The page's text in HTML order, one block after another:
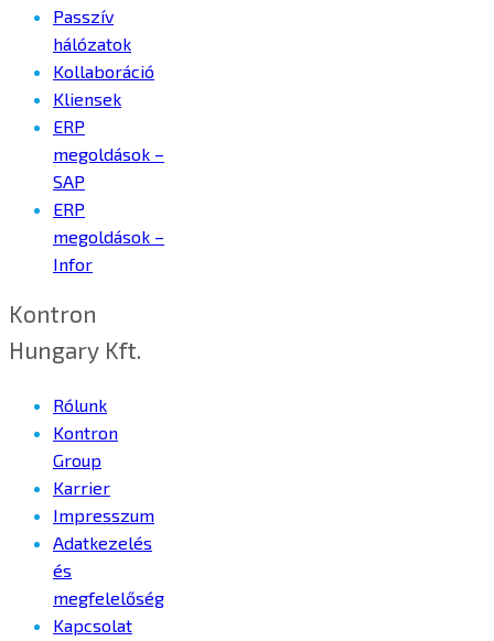
Passzív
hálózatok
Kollaboráció
Kliensek
ERP
megoldások –
SAP
ERP
megoldások –
Infor
Kontron
Hungary Kft.
Rólunk
Kontron
Group
Karrier
Impresszum
Adatkezelés
és
megfelelőség
Kapcsolat